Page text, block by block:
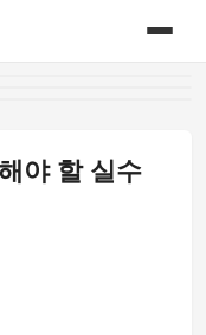
야 할 실수